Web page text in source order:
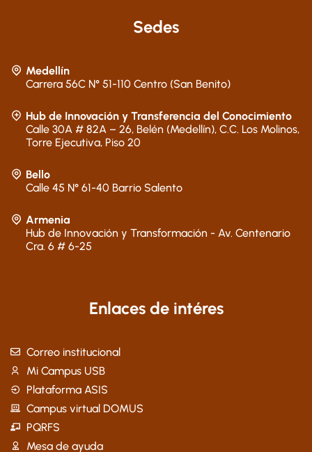
Sedes
Medellín
Carrera 56C N° 51-110 Centro (San Benito)
Hub de Innovación y Transferencia del Conocimiento
Calle 30A # 82A – 26, Belén (Medellín), C.C. Los Molinos,
Torre Ejecutiva, Piso 20
Bello
Calle 45 N° 61-40 Barrio Salento
Armenia
Hub de Innovación y Transformación - Av. Centenario
Cra. 6 # 6-25
Enlaces de intéres
Correo institucional
Mi Campus USB
Plataforma ASIS
Campus virtual DOMUS
PQRFS
Mesa de ayuda